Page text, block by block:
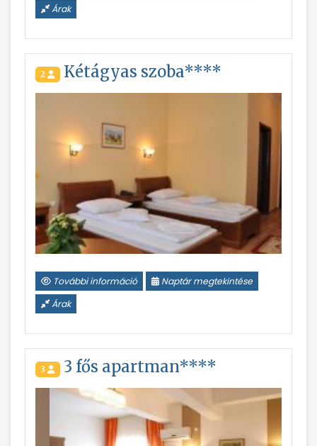
Árak
2 Kétágyas szoba****
További információ
Naptár megtekintése
Árak
3 3 fős apartman****